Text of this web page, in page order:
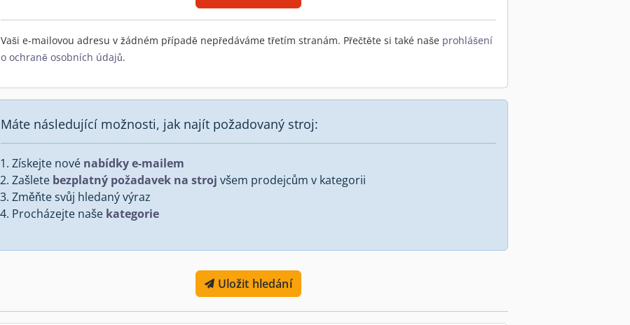
Vaši e-mailovou adresu v žádném případě nepředáváme třetím stranám. Přečtěte si také naše prohlášení
o ochraně osobních údajů.
Máte následující možnosti, jak najít požadovaný stroj:
Získejte nové nabídky e-mailem
Zašlete bezplatný požadavek na stroj všem prodejcům v kategorii
Změňte svůj hledaný výraz
Procházejte naše kategorie
Uložit hledání